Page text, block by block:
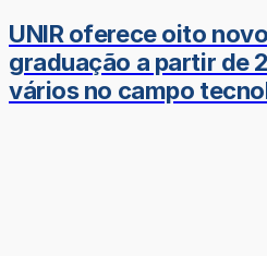
UNIR oferece oito
graduação a partir de
vários no campo